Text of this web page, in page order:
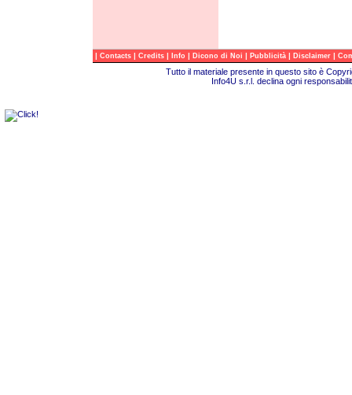
| Contacts | Credits | Info | Dicono di Noi | Pubblicità | Disclaimer |
Tutto il materiale presente in questo sito è
Info4U s.r.l. declina ogni